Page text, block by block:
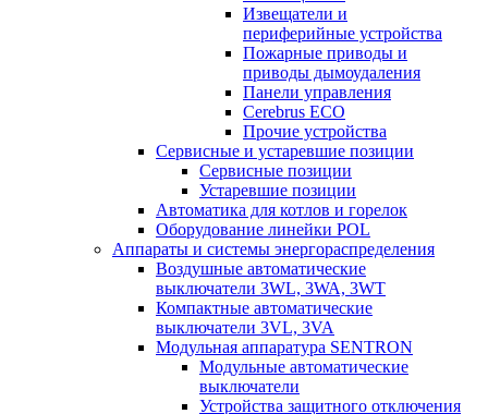
Извещатели и
периферийные устройства
Пожарные приводы и
приводы дымоудаления
Панели управления
Cerebrus ECO
Прочие устройства
Сервисные и устаревшие позиции
Сервисные позиции
Устаревшие позиции
Автоматика для котлов и горелок
Оборудование линейки POL
Аппараты и системы энергораспределения
Воздушные автоматические
выключатели 3WL, 3WA, 3WT
Компактные автоматические
выключатели 3VL, 3VA
Модульная аппаратура SENTRON
Модульные автоматические
выключатели
Устройства защитного отключения